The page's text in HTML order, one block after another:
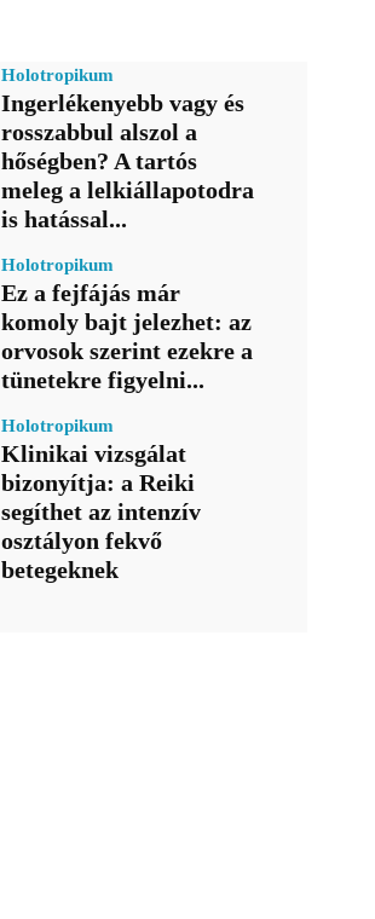
Holotropikum
Ingerlékenyebb vagy és
rosszabbul alszol a
hőségben? A tartós
meleg a lelkiállapotodra
is hatással...
Holotropikum
Ez a fejfájás már
komoly bajt jelezhet: az
orvosok szerint ezekre a
tünetekre figyelni...
Holotropikum
Klinikai vizsgálat
bizonyítja: a Reiki
segíthet az intenzív
osztályon fekvő
betegeknek